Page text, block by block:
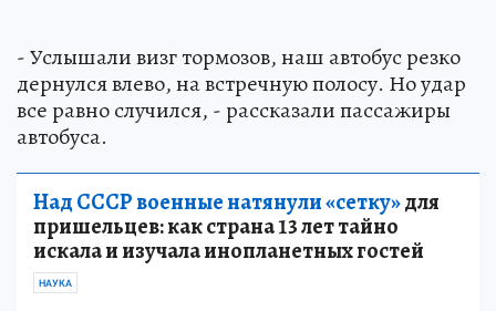
- Услышали визг тормозов, наш автобус резко
дернулся влево, на встречную полосу. Но удар
все равно случился, - рассказали пассажиры
автобуса.
Над СССР военные натянули «сетку»для
пришельцев: как страна 13 лет тайно
искала и изучала инопланетных гостей
НАУКА